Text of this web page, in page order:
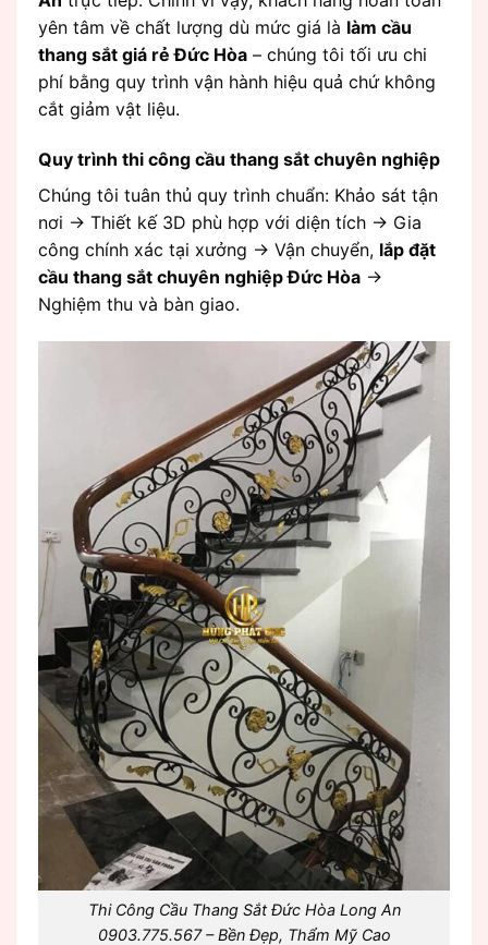
yên tâm về chất lượng dù mức giá là làm cầu
thang sắt giá rẻ Đức Hòa – chúng tôi tối ưu chi
phí bằng quy trình vận hành hiệu quả chứ không
cắt giảm vật liệu.
Quy trình thi công cầu thang sắt chuyên nghiệp
Chúng tôi tuân thủ quy trình chuẩn: Khảo sát tận
nơi -> Thiết kế 3D phù hợp với diện tích -> Gia
công chính xác tại xưởng -> Vận chuyển, lắp đặt
cầu thang sắt chuyên nghiệp Đức Hòa ->
Nghiệm thu và bàn giao.
Thi Công Cầu Thang Sắt Đức Hòa Long An
0903.775.567 – Bền Đẹp, Thẩm Mỹ Cao